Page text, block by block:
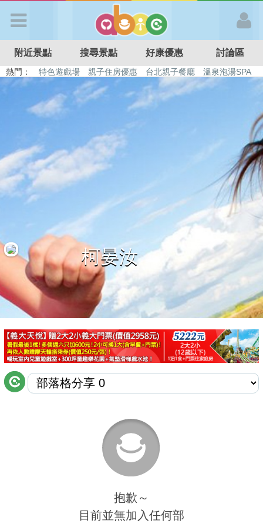
APP登入
首 頁
搜尋景點
好康優惠
最新留言
商家合作
推薦景點
討論區
聯絡我們
附近景點 搜尋景點 好康優惠 討論區
熱門： 特色遊戲場 親子住房優惠 台北親子餐廳
溫泉泡湯SPA
溜滑梯民宿
觀光工廠 日本親子景點
柯晏汝
抱歉～
目前並無加入任何部